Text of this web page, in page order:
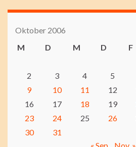
Oktober 2006
M
D M D F
2
3 4 5
9
10 11 12
16
17 18 19
23
24 25 26
30
31
« Sep.
Nov. »